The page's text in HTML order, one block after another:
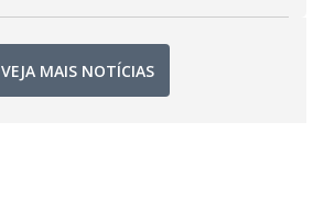
VEJA MAIS NOTÍCIAS